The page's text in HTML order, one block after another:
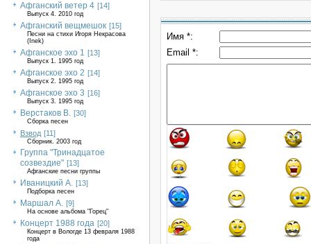
Афганский ветер 4 [14]
Выпуск 4. 2010 год
Афганский вещмешок [15]
Песни на стихи Игоря Некрасова
(Inek)
Афганское эхо 1 [13]
Выпуск 1. 1995 год
Афганское эхо 2 [14]
Выпуск 2. 1995 год
Афганское эхо 3 [16]
Выпуск 3. 1995 год
Верстаков В. [30]
Сборка песен
Взвод [11]
Сборник. 2003 год
Группа "Тринадцатое
созвездие" [13]
Афганские песни группы
Иваницкий А. [13]
Подборка песен
Маршал А. [9]
На основе альбома "Горец"
Концерт 1988 года [20]
Концерт в Вологде 13 февраля 1988
года
Имя *:
Email *: